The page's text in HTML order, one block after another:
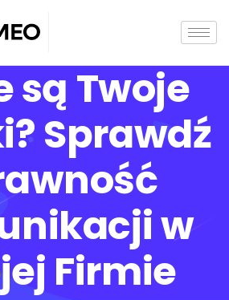
są Twoje
Sprawdź
w
Firmie